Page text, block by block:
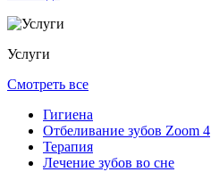
Услуги
Смотреть все
Гигиена
Отбеливание зубов Zoom 4
Терапия
Лечение зубов во сне